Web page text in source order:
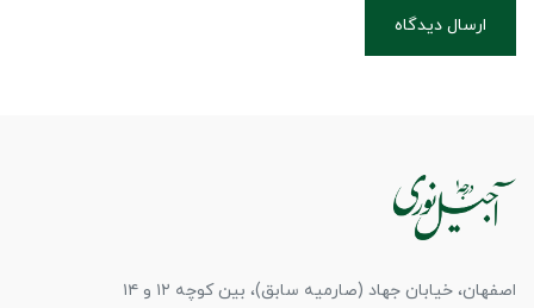
ارسال دیدگاه
اصفهان، خیابان جهاد (صارمیه سابق)، بین کوچه ۱۲ و ۱۴